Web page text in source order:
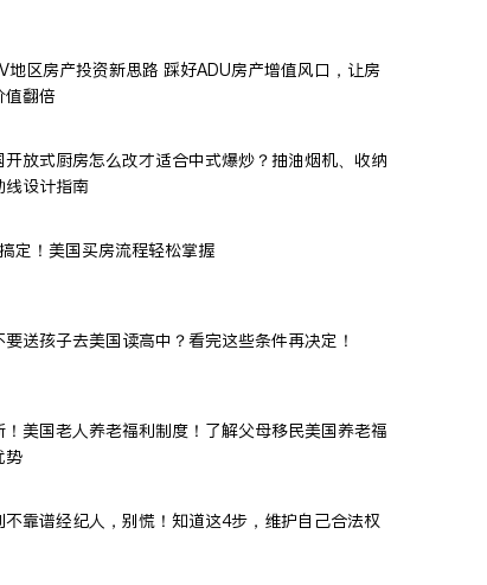
地区房产投资新思路 踩好ADU房产增值风口，让房
值翻倍
开放式厨房怎么改才适合中式爆炒？抽油烟机、收纳
线设计指南
定！美国买房流程轻松掌握
要送孩子去美国读高中？看完这些条件再决定！
！美国老人养老福利制度！了解父母移民美国养老福
势
不靠谱经纪人，别慌！知道这4步，维护自己合法权